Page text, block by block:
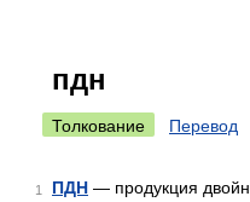
пдн
Толкование Перевод
1 ПДН — продукция